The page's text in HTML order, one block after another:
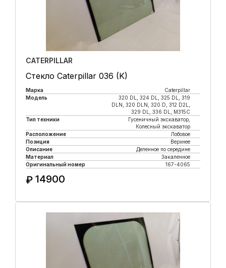
CATERPILLAR
Стекло Caterpillar 036 (K)
Марка
Caterpillar
Модель
320 DL, 324 DL, 325 DL, 319
DLN, 320 DLN, 320 D, 312 D2L,
329 DL, 336 DL, M315C
Тип техники
Гусеничный экскаватор,
Колесный экскаватор
Расположение
Лобовое
Позиция
Верхнее
Описание
Деленное по середине
Материал
Закаленное
Оригинальный номер
167-4065
₽ 14900